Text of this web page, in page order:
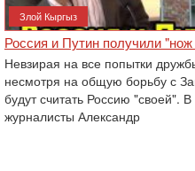
Злой Кыргыз
Россия и Путин получили
Невзирая на все попытки
несмотря на общую борьбу с
будут считать Россию "своей".
журналисты Александр